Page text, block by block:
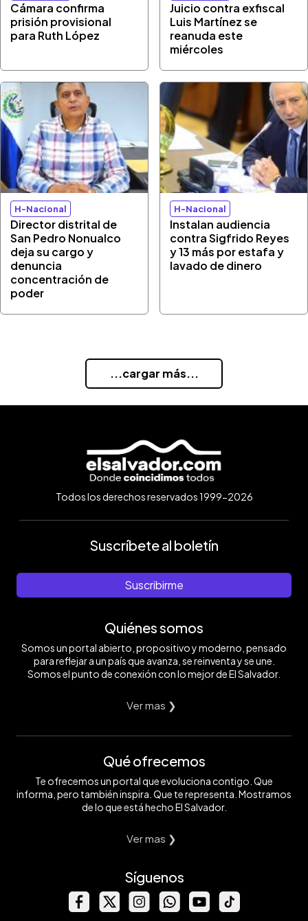
Cámara confirma
prisión provisional
para Ruth López
Juicio contra exfiscal
Luis Martínez se
reanuda este
miércoles
H-Nacional
Director distrital de
San Pedro Nonualco
deja su cargo y
denuncia
concentración de
poder
H-Nacional
Instalan audiencia
contra Sigfrido Reyes
y 13 más por estafa y
lavado de dinero
...cargar más...
Todos los derechos reservados 1999-2026
Suscríbete al boletín
Suscribirme
Quiénes somos
Somos un portal abierto, propositivo y moderno, pensado
para reflejar a un país que avanza, se reinventa y se une.
Somos el punto de conexión con lo mejor de El Salvador.
Ver mas ❯
Qué ofrecemos
Te ofrecemos un portal que evoluciona contigo. Que
informa, pero también inspira. Que te representa. Mostramos
de lo que está hecho El Salvador.
Ver mas ❯
Síguenos